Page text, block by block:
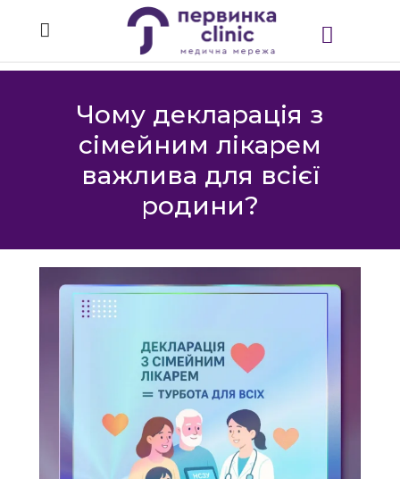
Чому декларація з
сімейним лікарем
важлива для всієї
родини?